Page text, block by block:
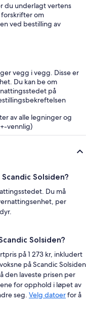
du underlagt vertens
forskrifter om
ved bestilling av
vegg i vegg. Disse er
Du kan be om
på
av alle legninger og
vennlig)
Solsiden?
Du må
per
Solsiden?
på 1 273 kr, inkludert
på Scandic Solsiden
den laveste prisen per
for opphold i løpet av
seg. Velg datoerfor å